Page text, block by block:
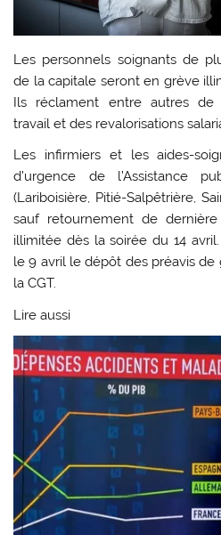
Les personnels soignants de
de la capitale seront en grève
Ils réclament entre autres de
travail et des revalorisations
Les infirmiers et les aides-
d’urgence de l’Assistance
(Lariboisière, Pitié-Salpêtrière,
sauf retournement de
illimitée dès la soirée du 14
le 9 avril le dépôt des préavis de
la CGT.
Lire aussi